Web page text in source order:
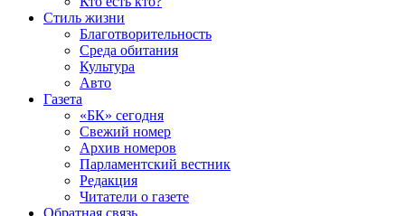
Стиль жизни
Благотворительность
Среда обитания
Культура
Авто
Газета
«БК» сегодня
Свежий номер
Архив номеров
Парламентский вестник
Редакция
Читатели о газете
Обратная связь